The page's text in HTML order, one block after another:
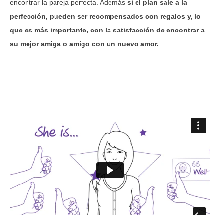
encontrar la pareja perfecta. Además si el plan sale a la
perfección, pueden ser recompensados con regalos y, lo
que es más importante, con la satisfacción de encontrar a
su mejor amiga o amigo con un nuevo amor.